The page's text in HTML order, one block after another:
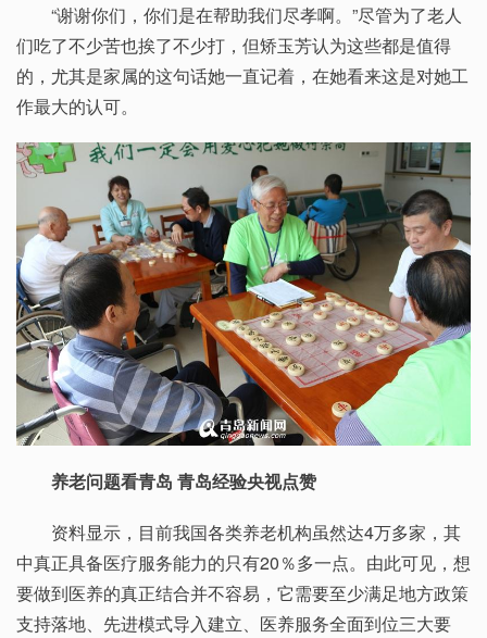
“谢谢你们，你们是在帮助我们尽孝啊。”尽管为了老人
们吃了不少苦也挨了不少打，但矫玉芳认为这些都是值得
的，尤其是家属的这句话她一直记着，在她看来这是对她工
作最大的认可。
养老问题看青岛 青岛经验央视点赞
资料显示，目前我国各类养老机构虽然达4万多家，其
中真正具备医疗服务能力的只有20％多一点。由此可见，想
要做到医养的真正结合并不容易，它需要至少满足地方政策
支持落地、先进模式导入建立、医养服务全面到位三大要